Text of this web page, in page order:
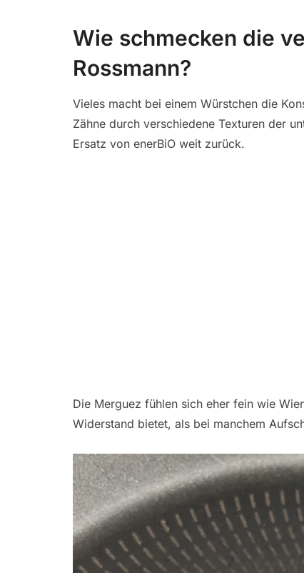
Wie schmecken die
Rossmann?
Vieles macht bei einem Würstchen die
Zähne durch verschiedene Texturen der
Ersatz von enerBiO weit zurück.
Die Merguez fühlen sich eher fein wie
Widerstand bietet, als bei manchem